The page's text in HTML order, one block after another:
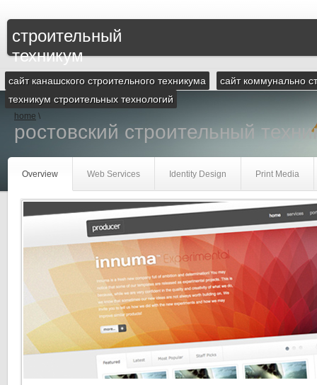
строительный
техникум
сайт канашского строительного техникума
сайт коммунально
техникум строительных технологий
home \
ростовский строительный
Overview Web Services Identity Design Print Media